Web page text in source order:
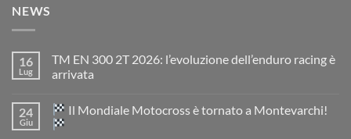
NEWS
16
Lug
TM EN 300 2T 2026: l’evoluzione dell’enduro racing è
arrivata
su
TM
EN
24
Giu
Il Mondiale Motocross è tornato a Montevarchi!